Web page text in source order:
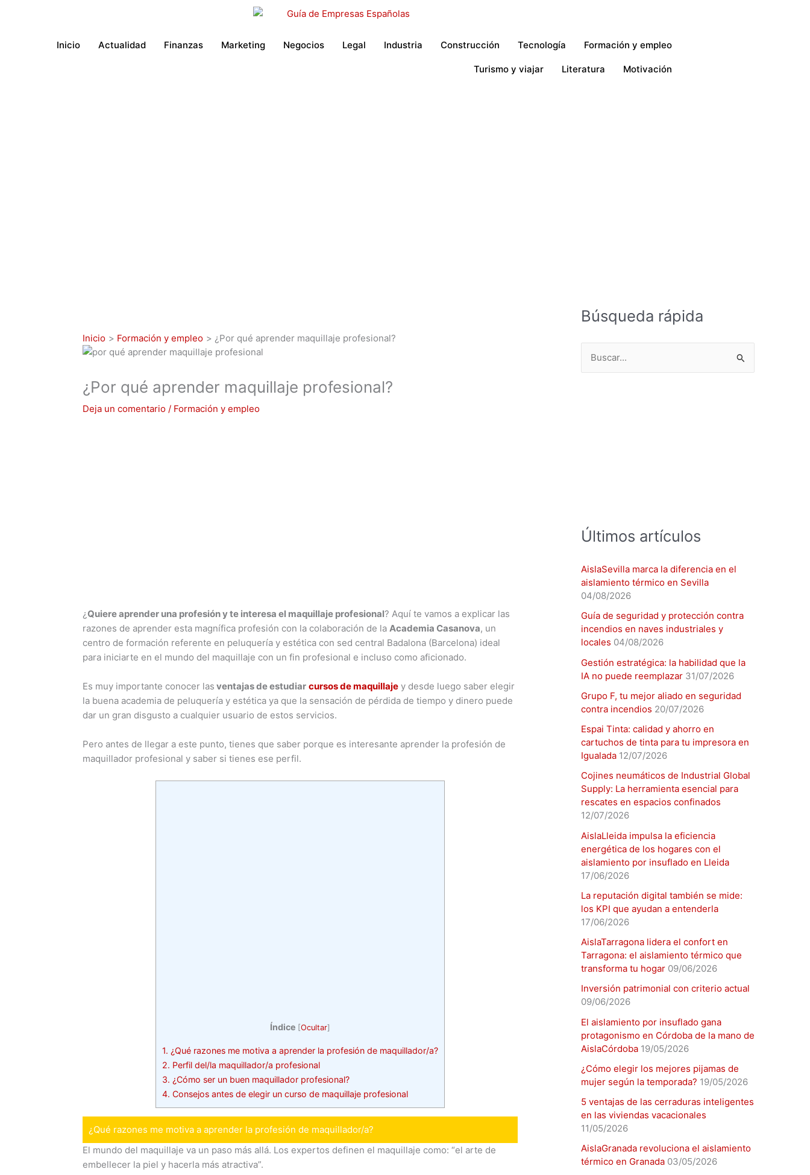
Inicio
Actualidad Finanzas Marketing Negocios Legal Industria Construcción Tecnología Formación y empleo
Turismo y viajar Literatura Motivación
Inicio Formación y empleo ¿Por qué aprender maquillaje profesional?
¿Por qué aprender maquillaje profesional?
Deja un comentario / Formación y empleo
¿Quiere aprender una profesión y te interesa el maquillaje profesional? Aquí te vamos a explicar las
razones de aprender esta magnífica profesión con la colaboración de la Academia Casanova, un
centro de formación referente en peluquería y estética con sed central Badalona (Barcelona) ideal
para iniciarte en el mundo del maquillaje con un fin profesional e incluso como aficionado.
Es muy importante conocer las ventajas de estudiar cursos de maquillaje y desde luego saber elegir
la buena academia de peluquería y estética ya que la sensación de pérdida de tiempo y dinero puede
dar un gran disgusto a cualquier usuario de estos servicios.
Pero antes de llegar a este punto, tienes que saber porque es interesante aprender la profesión de
maquillador profesional y saber si tienes ese perfil.
Índice [Ocultar]
1. ¿Qué razones me motiva a aprender la profesión de maquillador/a?
2. Perfil del/la maquillador/a profesional
3. ¿Cómo ser un buen maquillador profesional?
4. Consejos antes de elegir un curso de maquillaje profesional
¿Qué razones me motiva a aprender la profesión de maquillador/a?
El mundo del maquillaje va un paso más allá. Los expertos definen el maquillaje como: “el arte de
embellecer la piel y hacerla más atractiva”.
Búsqueda rápida
Últimos artículos
AislaSevilla marca la diferencia en el
aislamiento térmico en Sevilla
04/08/2026
Guía de seguridad y protección contra
incendios en naves industriales y
locales 04/08/2026
Gestión estratégica: la habilidad que la
IA no puede reemplazar 31/07/2026
Grupo F, tu mejor aliado en seguridad
contra incendios 20/07/2026
Espai Tinta: calidad y ahorro en
cartuchos de tinta para tu impresora en
Igualada 12/07/2026
Cojines neumáticos de Industrial Global
Supply: La herramienta esencial para
rescates en espacios confinados
12/07/2026
AislaLleida impulsa la eficiencia
energética de los hogares con el
aislamiento por insuflado en Lleida
17/06/2026
La reputación digital también se mide:
los KPI que ayudan a entenderla
17/06/2026
AislaTarragona lidera el confort en
Tarragona: el aislamiento térmico que
transforma tu hogar 09/06/2026
Inversión patrimonial con criterio actual
09/06/2026
El aislamiento por insuflado gana
protagonismo en Córdoba de la mano de
AislaCórdoba 19/05/2026
¿Cómo elegir los mejores pijamas de
mujer según la temporada? 19/05/2026
5 ventajas de las cerraduras inteligentes
en las viviendas vacacionales
11/05/2026
AislaGranada revoluciona el aislamiento
térmico en Granada 03/05/2026